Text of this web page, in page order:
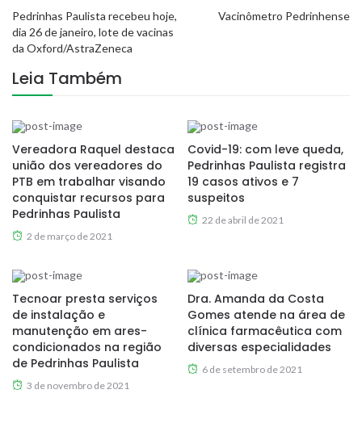
Pedrinhas Paulista recebeu hoje,
dia 26 de janeiro, lote de vacinas
da Oxford/AstraZeneca
Vacinômetro Pedrinhense
Leia Também
Vereadora Raquel destaca
união dos vereadores do
PTB em trabalhar visando
conquistar recursos para
Pedrinhas Paulista
2 de março de 2021
Covid-19: com leve queda,
Pedrinhas Paulista registra
19 casos ativos e 7
suspeitos
22 de abril de 2021
Tecnoar presta serviços
de instalação e
manutenção em ares-
condicionados na região
de Pedrinhas Paulista
3 de novembro de 2021
Dra. Amanda da Costa
Gomes atende na área de
clínica farmacêutica com
diversas especialidades
6 de setembro de 2021